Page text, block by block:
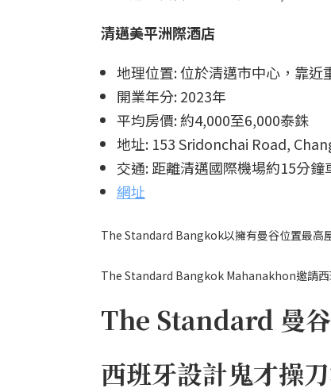
清邁美平洲際酒店
地理位置: 位於清邁市中心，靠近
開業年分: 2023年
平均房價: 約4,000至6,000泰銖
地址: 153 Sridonchai Road,
交通: 距離清邁國際機場約15分鐘
網址
The Standard Bangkok以擁有曼谷位置最
The Standard Bangkok Mahanakhon邀請
The Standard 曼谷
西班牙設計鬼才操